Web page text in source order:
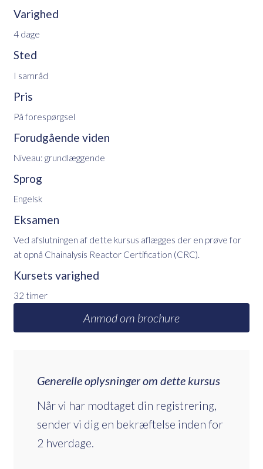
Varighed
4 dage
Sted
I samråd
Pris
På forespørgsel
Forudgående viden
Niveau: grundlæggende
Sprog
Engelsk
Eksamen
Ved afslutningen af dette kursus aflægges der en prøve for
at opnå Chainalysis Reactor Certification (CRC).
Kursets varighed
32 timer
Anmod om brochure
Generelle oplysninger om dette kursus
Når vi har modtaget din registrering,
sender vi dig en bekræftelse inden for
2 hverdage.